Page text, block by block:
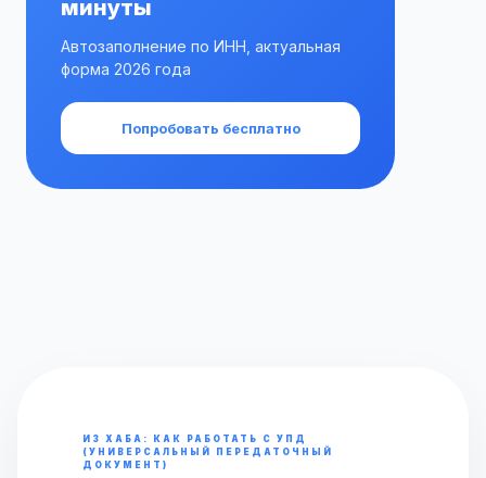
минуты
Автозаполнение по ИНН, актуальная
форма 2026 года
Попробовать бесплатно
ИЗ ХАБА: КАК РАБОТАТЬ С УПД
(УНИВЕРСАЛЬНЫЙ ПЕРЕДАТОЧНЫЙ
ДОКУМЕНТ)